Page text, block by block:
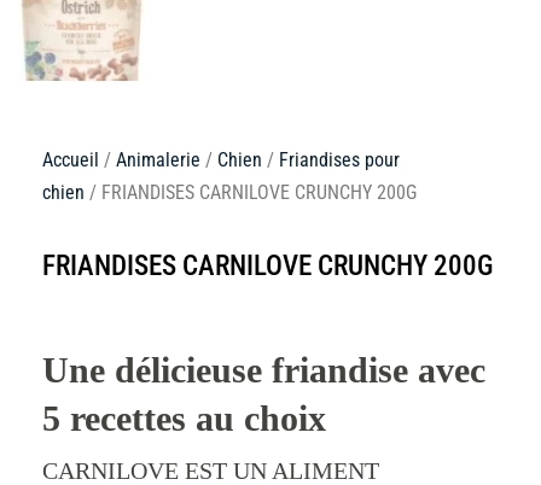
Accueil / Animalerie / Chien / Friandises pour
chien / FRIANDISES CARNILOVE CRUNCHY 200G
FRIANDISES CARNILOVE CRUNCHY 200G
Une délicieuse friandise avec
5 recettes au choix
CARNILOVE EST UN ALIMENT